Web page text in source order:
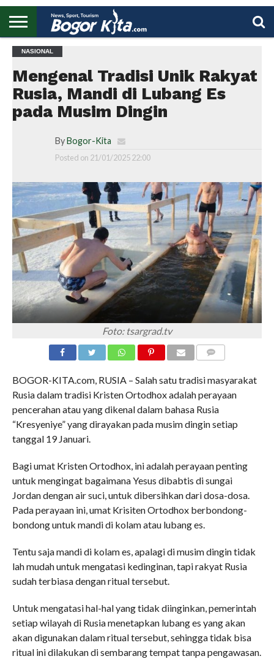
BOGOR
REGIONAL
NASIONAL
PENDIDIKAN
WISATA
OLAHRAGA
LAPORAN
PROFIL
NASIONAL
Mengenal Tradisi Unik Rakyat
Rusia, Mandi di Lubang Es
pada Musim Dingin
By Bogor-Kita
Posted on 21/01/2025 22:00
Foto: tsargrad.tv
BOGOR-KITA.com, RUSIA – Salah satu tradisi masyarakat
Rusia dalam tradisi Kristen Ortodhox adalah perayaan
pencerahan atau yang dikenal dalam bahasa Rusia
“Kresyeniye” yang dirayakan pada musim dingin setiap
tanggal 19 Januari.
Bagi umat Kristen Ortodhox, ini adalah perayaan penting
untuk mengingat bagaimana Yesus dibabtis di sungai
Jordan dengan air suci, untuk dibersihkan dari dosa-dosa.
Pada perayaan ini, umat Krisiten Ortodhox berbondong-
bondong untuk mandi di kolam atau lubang es.
Tentu saja mandi di kolam es, apalagi di musim dingin tidak
lah mudah untuk mengatasi kedinginan, tapi rakyat Rusia
sudah terbiasa dengan ritual tersebut.
Untuk mengatasi hal-hal yang tidak diinginkan, pemerintah
setiap wilayah di Rusia menetapkan lubang es yang akan
akan digunakan dalam ritual tersebut, sehingga tidak bisa
ritual ini dilakukan di sembarang tempat tanpa pengawasan.